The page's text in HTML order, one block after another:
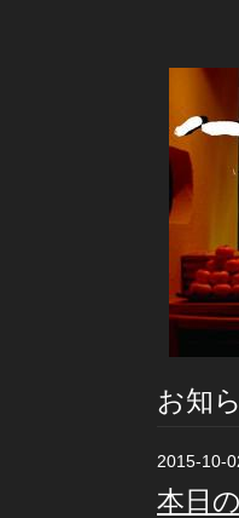
お知
2015-10-
本日